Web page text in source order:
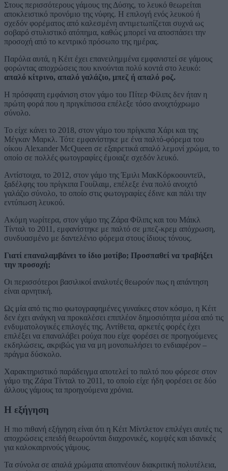
Στους περισσότερους γάμους της Δύσης, το λευκό θεωρείται
αποκλειστικό προνόμιο της νύφης. Η επιλογή ενός λευκού ή
σχεδόν φορέματος από καλεσμένη αντιμετωπίζεται συχνά ως
σοβαρό στυλιστικό ατόπημα, καθώς μπορεί να αποσπάσει την
προσοχή από το κεντρικό πρόσωπο της ημέρας.
Παρόλα αυτά, η Κέιτ έχει επανειλημμένα εμφανιστεί σε γάμους
φορώντας αποχρώσεις που κινούνται πολύ κοντά στο λευκό:
απαλό κίτρινο, απαλό γαλάζιο, μπεζ ή απαλό ροζ.
Η πρόσφατη εμφάνιση στον γάμο του Πίτερ Φίλιπς δεν ήταν η
πρώτη φορά που η πριγκίπισσα επέλεξε τόσο ανοιχτόχρωμο
σύνολο.
Το είχε κάνει το 2018, στον γάμο του πρίγκιπα Χάρι και της
Μέγκαν Μαρκλ. Τότε εμφανίστηκε με ένα παλτό-φόρεμα του
οίκου Alexander McQueen σε εξαιρετικά απαλό λεμονί χρώμα, το
οποίο σε πολλές φωτογραφίες έμοιαζε σχεδόν λευκό.
Αντίστοιχα, το 2012, στον γάμο της Έμιλι ΜακΚόρκοουντεϊλ,
ξαδέλφης του πρίγκιπα Γουίλαιμ, επέλεξε ένα πολύ ανοιχτό
γαλάζιο σύνολο, το οποίο στις φωτογραφίες έδινε και πάλι την
εντύπωση λευκού.
Ακόμη νωρίτερα, στον γάμο της Ζάρα Φίλιπς και του Μάικλ
Τίνταλ το 2011, εμφανίστηκε με παλτό σε μπεζ-κρεμ απόχρωση,
συνδυασμένο με δαντελένιο φόρεμα στους ίδιους τόνους.
Γιατί επαναλαμβάνει το ίδιο μοτίβο; Προσπαθεί να τραβήξει
την προσοχή;
Οι περισσότεροι βασιλικοί αναλυτές θεωρούν πως η απάντηση
είναι αρνητική.
Ως μία από τις πιο φωτογραφημένες γυναίκες στον κόσμο, η Κέιτ
δεν έχει ανάγκη να προκαλέσει επιπλέον δημοσιότητα μέσα από τις
ενδυματολογικές επιλογές της. Αντίθετα, αρκετές φορές έχει
επιλέξει να επαναλάβει ρούχα που είχε φορέσει σε προηγούμενες
εκδηλώσεις, ακριβώς για να μη μονοπωλήσει το ενδιαφέρον –
πράγμα δύσκολο.
Χαρακτηριστικό παράδειγμα αποτελεί το παλτό που φόρεσε στον
γάμο της Ζάρα Τίνταλ το 2011, το οποίο είχε ήδη φορέσει σε δύο
άλλους γάμους τα προηγούμενα χρόνια.
Η εξήγηση
Η πιο πιθανή εξήγηση είναι ότι η Κέιτ Μίντλετον επιλέγει αυτές τις
αποχρώσεις επειδή θεωρούνται διαχρονικές, κομψές και ιδανικές
για καλοκαιρινούς γάμους.
Τα σύνολα σε απαλά χρώματα αποπνέουν διακριτική πολυτέλεια,